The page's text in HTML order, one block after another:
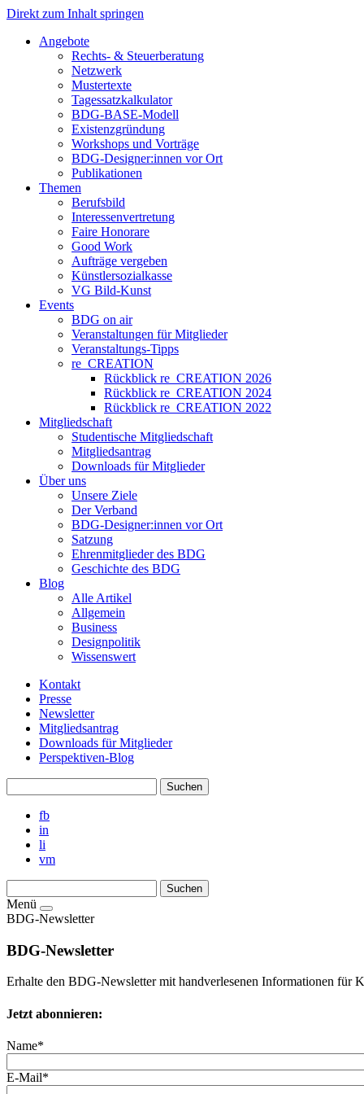
Direkt zum Inhalt springen
Angebote
Rechts- & Steuerberatung
Netzwerk
Mustertexte
Tagessatzkalkulator
BDG-BASE-Modell
Existenzgründung
Workshops und Vorträge
BDG-Designer:innen vor Ort
Publikationen
Themen
Berufsbild
Interessenvertretung
Faire Honorare
Good Work
Aufträge vergeben
Künstlersozialkasse
VG Bild-Kunst
Events
BDG on air
Veranstaltungen für Mitglieder
Veranstaltungs-Tipps
re_CREATION
Rückblick re_CREATION 2026
Rückblick re_CREATION 2024
Rückblick re_CREATION 2022
Mitgliedschaft
Studentische Mitgliedschaft
Mitgliedsantrag
Downloads für Mitglieder
Über uns
Unsere Ziele
Der Verband
BDG-Designer:innen vor Ort
Satzung
Ehrenmitglieder des BDG
Geschichte des BDG
Blog
Alle Artikel
Allgemein
Business
Designpolitik
Wissenswert
Kontakt
Presse
Newsletter
Mitgliedsantrag
Downloads für Mitglieder
Perspektiven-Blog
fb
in
li
vm
Menü
BDG-Newsletter
BDG-Newsletter
Erhalte den BDG-Newsletter mit handverlesenen Informationen für
Jetzt abonnieren:
Name*
E-Mail*